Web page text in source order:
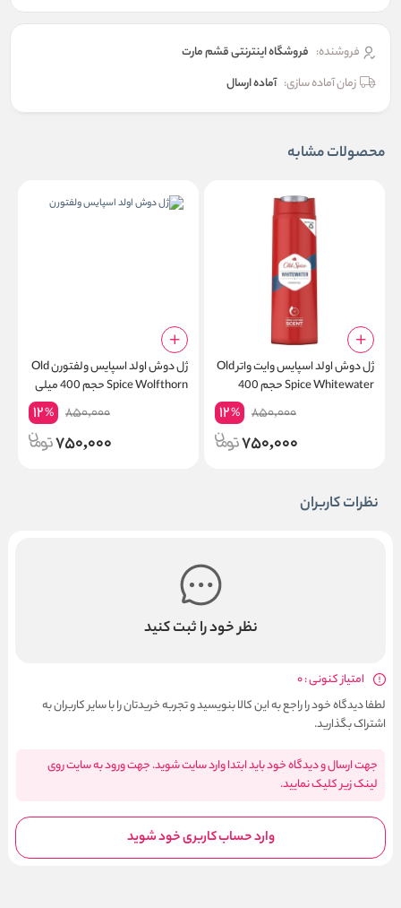
فروشنده: فروشگاه اینترنتی قشم مارت
زمان آماده سازی: آماده ارسال
محصولات مشابه
ژل دوش اولد اسپایس وایت واتر Old
Spice Whitewater حجم 400
850,000
12%
750,000
ژل دوش اولد اسپایس ولفتورن Old
Spice Wolfthorn حجم 400 میلی
850,000
12%
750,000
نظرات کاربران
نظر خود را ثبت کنید
امتیاز کنونی : 0
لطفا دیدگاه خود را راجع به این کالا بنویسید و تجربه خریدتان را با سایر کاربران به
اشتراک بگذارید.
جهت ارسال و دیدگاه خود باید ابتدا وارد سایت شوید. جهت ورود به سایت روی
لینک زیر کلیک نمایید.
وارد حساب کاربری خود شوید